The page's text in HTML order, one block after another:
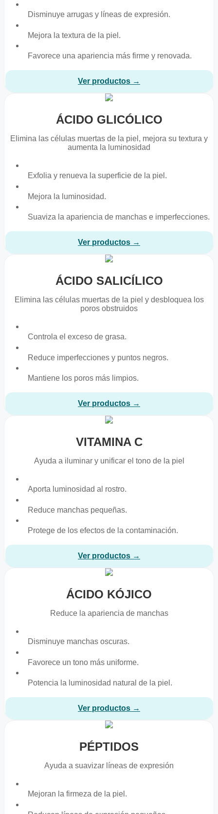
Disminuye arrugas y líneas de expresión.
Mejora la textura de la piel.
Favorece una apariencia más firme y renovada.
Ver productos →
ÁCIDO GLICÓLICO
Elimina las células muertas de la piel, mejora su textura y
aumenta la luminosidad
Exfolia y renueva la superficie de la piel.
Mejora la luminosidad.
Suaviza la apariencia de manchas e imperfecciones.
Ver productos →
ÁCIDO SALICÍLICO
Elimina las células muertas de la piel y desbloquea los
poros obstruidos
Controla el exceso de grasa.
Reduce imperfecciones y puntos negros.
Mantiene los poros más limpios.
Ver productos →
VITAMINA C
Ayuda a iluminar y unificar el tono de la piel
Aporta luminosidad al rostro.
Reduce manchas pequeñas.
Protege de los efectos de la contaminación.
Ver productos →
ÁCIDO KÓJICO
Reduce la apariencia de manchas
Disminuye manchas oscuras.
Favorece un tono más uniforme.
Potencia la luminosidad natural de la piel.
Ver productos →
PÉPTIDOS
Ayuda a suavizar líneas de expresión
Mejoran la firmeza de la piel.